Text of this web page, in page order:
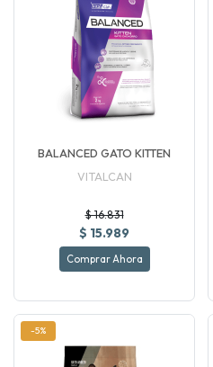
BALANCED GATO KITTEN
VITALCAN
$ 16.831
$ 15.989
Comprar Ahora
-5%